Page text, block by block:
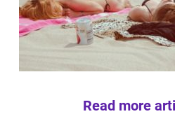
Read more